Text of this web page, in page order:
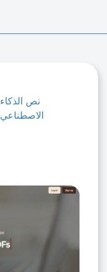
نص الذكاء
الاصطناعي